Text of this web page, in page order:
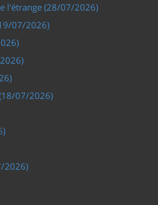
l'étrange (28/07/2026)
07/2026)
07/2026)
2026)